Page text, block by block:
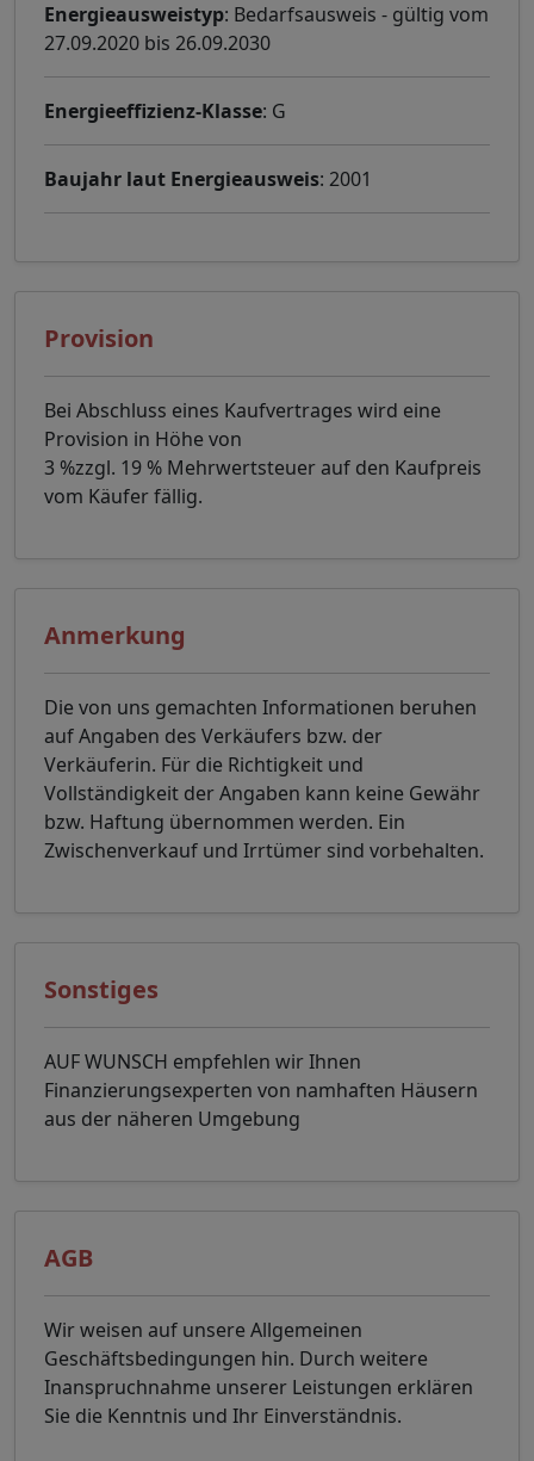
Energieausweistyp: Bedarfsausweis - gültig vom
27.09.2020 bis 26.09.2030
Energieeffizienz-Klasse: G
Baujahr laut Energieausweis: 2001
Provision
Bei Abschluss eines Kaufvertrages wird eine
Provision in Höhe von
3 %zzgl. 19 % Mehrwertsteuer auf den Kaufpreis
vom Käufer fällig.
Anmerkung
Die von uns gemachten Informationen beruhen
auf Angaben des Verkäufers bzw. der
Verkäuferin. Für die Richtigkeit und
Vollständigkeit der Angaben kann keine Gewähr
bzw. Haftung übernommen werden. Ein
Zwischenverkauf und Irrtümer sind vorbehalten.
Sonstiges
AUF WUNSCH empfehlen wir Ihnen
Finanzierungsexperten von namhaften Häusern
aus der näheren Umgebung
AGB
Wir weisen auf unsere Allgemeinen
Geschäftsbedingungen hin. Durch weitere
Inanspruchnahme unserer Leistungen erklären
Sie die Kenntnis und Ihr Einverständnis.